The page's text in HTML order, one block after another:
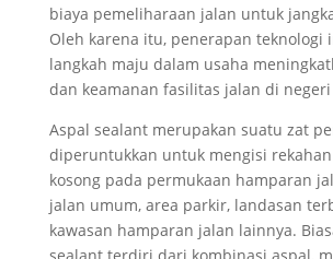
biaya pemeliharaan jalan untuk
Oleh karena itu, penerapan teknologi
langkah maju dalam usaha
dan keamanan fasilitas jalan di
Aspal sealant merupakan suatu zat
diperuntukkan untuk mengisi
kosong pada permukaan hamparan
jalan umum, area parkir, landasan
kawasan hamparan jalan lainnya.